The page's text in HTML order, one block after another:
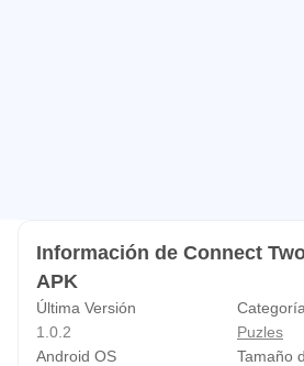
Información de Connect
APK
Última Versión
1.0.2
Categoría
Puzles
Android OS
Tamaño